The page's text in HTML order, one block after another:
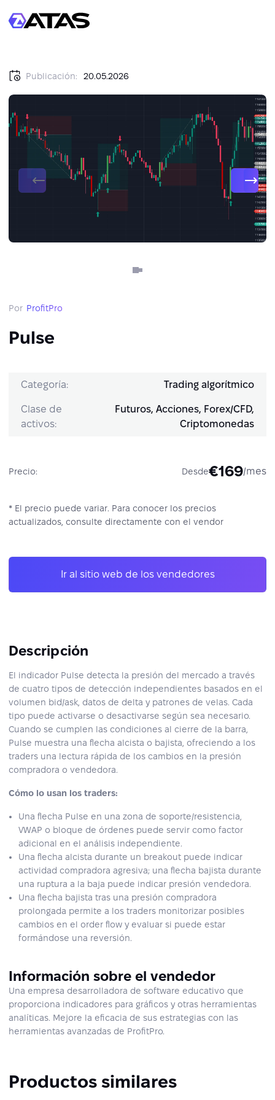
Publicación: 20.05.2026
Por ProfitPro
Pulse
Categoría: Trading algorítmico
Clase de
activos:
Futuros, Acciones, Forex/CFD,
Criptomonedas
Precio: Desde€169/mes
* El precio puede variar. Para conocer los precios
actualizados, consulte directamente con el vendor
Ir al sitio web de los vendedores
Descripción
El indicador Pulse detecta la presión del mercado a través
de cuatro tipos de detección independientes basados en el
volumen bid/ask, datos de delta y patrones de velas. Cada
tipo puede activarse o desactivarse según sea necesario.
Cuando se cumplen las condiciones al cierre de la barra,
Pulse muestra una flecha alcista o bajista, ofreciendo a los
traders una lectura rápida de los cambios en la presión
compradora o vendedora.
Cómo lo usan los traders:
Una flecha Pulse en una zona de soporte/resistencia,
VWAP o bloque de órdenes puede servir como factor
adicional en el análisis independiente.
Una flecha alcista durante un breakout puede indicar
actividad compradora agresiva; una flecha bajista durante
una ruptura a la baja puede indicar presión vendedora.
Una flecha bajista tras una presión compradora
prolongada permite a los traders monitorizar posibles
cambios en el order flow y evaluar si puede estar
formándose una reversión.
Información sobre el vendedor
Una empresa desarrolladora de software educativo que
proporciona indicadores para gráficos y otras herramientas
analíticas. Mejore la eficacia de sus estrategias con las
herramientas avanzadas de ProfitPro.
Productos similares